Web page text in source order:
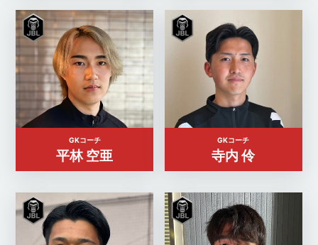
GKコーチ
平林 空亜
GKコーチ
寺内 伶